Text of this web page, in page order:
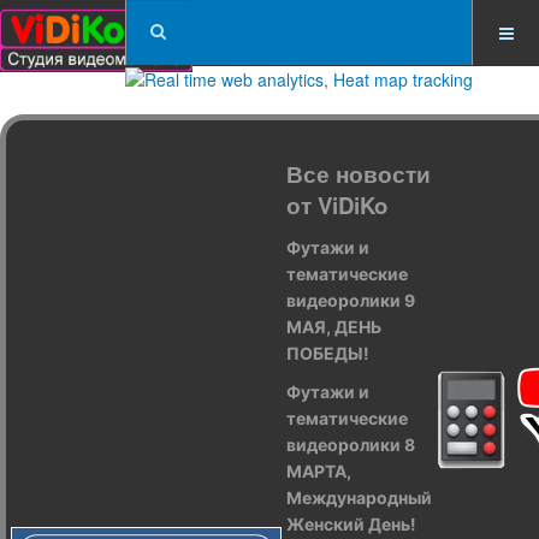
Все новости
от ViDiKo
Футажи и
тематические
видеоролики 9
МАЯ, ДЕНЬ
ПОБЕДЫ!
Футажи и
тематические
видеоролики 8
МАРТА,
Международный
Женский День!